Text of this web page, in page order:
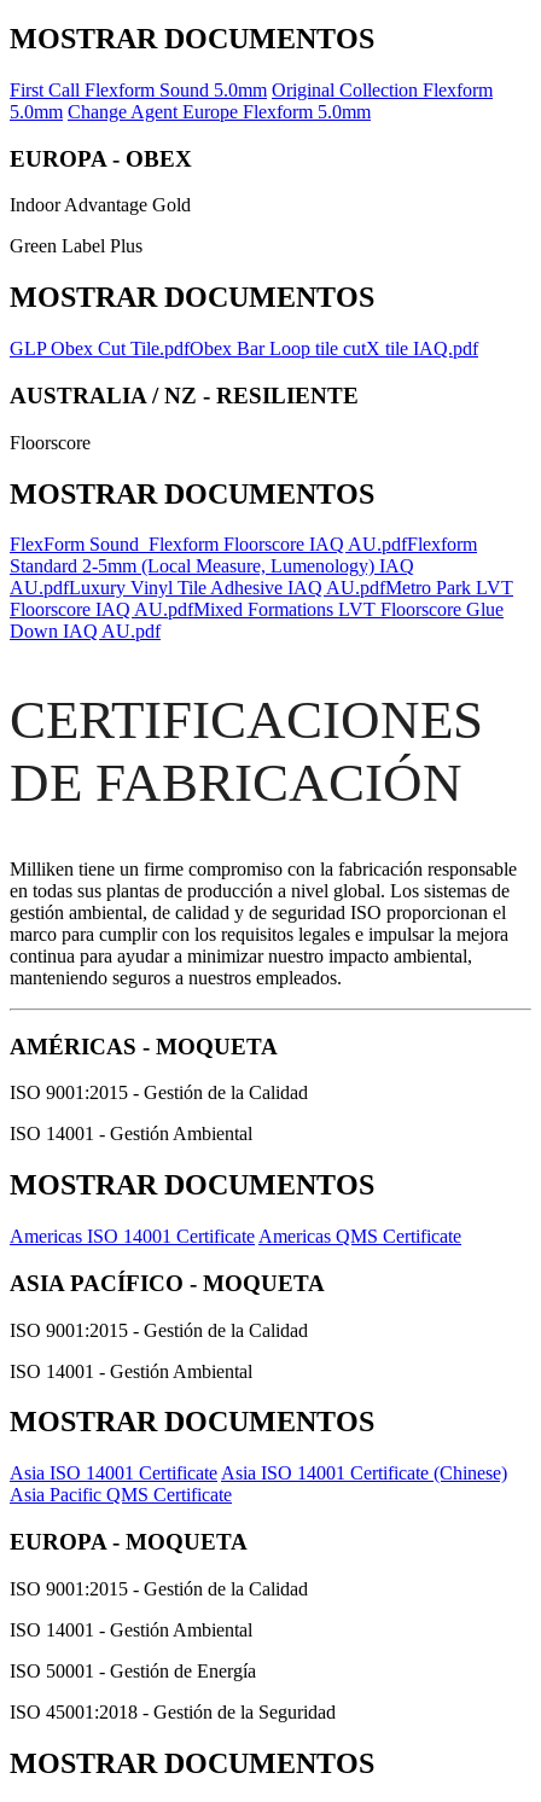
MOSTRAR DOCUMENTOS
First Call Flexform Sound 5.0mm Original Collection Flexform
5.0mm Change Agent Europe Flexform 5.0mm
EUROPA - OBEX
Indoor Advantage Gold
Green Label Plus
MOSTRAR DOCUMENTOS
GLP Obex Cut Tile.pdfObex Bar Loop tile cutX tile IAQ.pdf
AUSTRALIA / NZ - RESILIENTE
Floorscore
MOSTRAR DOCUMENTOS
FlexForm Sound_Flexform Floorscore IAQ AU.pdfFlexform
Standard 2-5mm (Local Measure, Lumenology) IAQ
AU.pdfLuxury Vinyl Tile Adhesive IAQ AU.pdfMetro Park LVT
Floorscore IAQ AU.pdfMixed Formations LVT Floorscore Glue
Down IAQ AU.pdf
CERTIFICACIONES
DE FABRICACIÓN
Milliken tiene un firme compromiso con la fabricación responsable
en todas sus plantas de producción a nivel global. Los sistemas de
gestión ambiental, de calidad y de seguridad ISO proporcionan el
marco para cumplir con los requisitos legales e impulsar la mejora
continua para ayudar a minimizar nuestro impacto ambiental,
manteniendo seguros a nuestros empleados.
AMÉRICAS - MOQUETA
ISO 9001:2015 - Gestión de la Calidad
ISO 14001 - Gestión Ambiental
MOSTRAR DOCUMENTOS
Americas ISO 14001 Certificate Americas QMS Certificate
ASIA PACÍFICO - MOQUETA
ISO 9001:2015 - Gestión de la Calidad
ISO 14001 - Gestión Ambiental
MOSTRAR DOCUMENTOS
Asia ISO 14001 Certificate Asia ISO 14001 Certificate (Chinese)
Asia Pacific QMS Certificate
EUROPA - MOQUETA
ISO 9001:2015 - Gestión de la Calidad
ISO 14001 - Gestión Ambiental
ISO 50001 - Gestión de Energía
ISO 45001:2018 - Gestión de la Seguridad
MOSTRAR DOCUMENTOS